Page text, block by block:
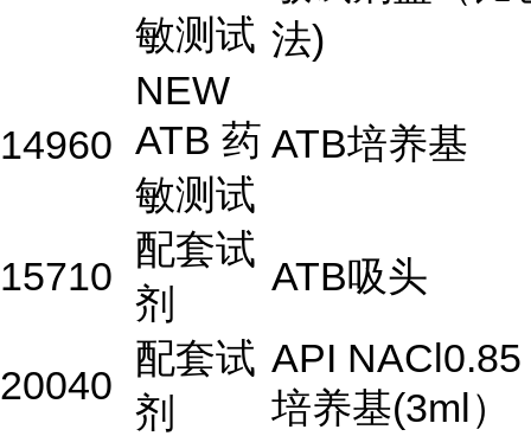
敏测试 法)
14960
NEW
ATB 药
敏测试
ATB培养基
15710
配套试
剂
ATB吸头
20040
配套试
剂
API NACl0.85
培养基(3ml）